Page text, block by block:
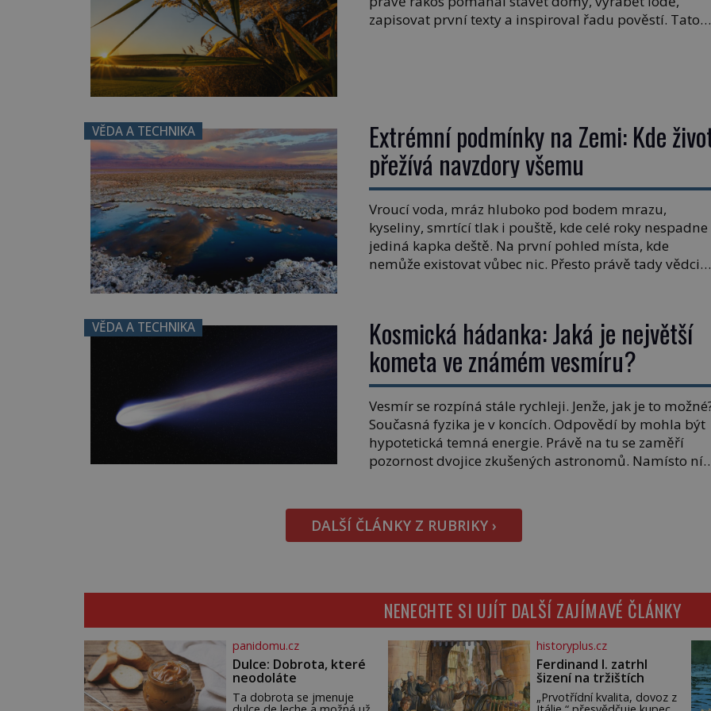
zapisovat první texty a inspiroval řadu pověstí. Tato
VĚDA A TECHNIKA Extrémní podmínky na Zemi: Kde
přežívá navzdory všemu
Vroucí voda, mráz hluboko pod bodem mrazu,
kyseliny, smrtící tlak i pouště, kde celé roky nespadne
jediná kapka deště. Na první pohled místa, kde
nemůže existovat vůbec nic. Přesto právě tady vědci
jednou […]
VĚDA A TECHNIKA Kosmická hádanka: Jaká je největší
kometa ve známém vesmíru?
Vesmír se rozpíná stále rychleji. Jenže, jak je to
Současná fyzika je v koncích. Odpovědí by mohla být
hypotetická temná energie. Právě na tu se zaměří
pozornost dvojice zkušených astronomů. Namísto ní
Gary Bernstein mravenčí prací zkoumají archivní
snímky v rámci Průzkumu temné energie […]
DALŠÍ ČLÁNKY Z RUBRIKY ›
NENECHTE SI UJÍT DALŠÍ ZAJÍMAVÉ ČLÁNKY
panidomu.cz
Dulce: Dobrota, které
neodoláte
Ta dobrota se jmenuje
historyplus.cz
Ferdinand I. zatrhl
šizení na tržištích
„Prvotřídní kvalita, dovoz z